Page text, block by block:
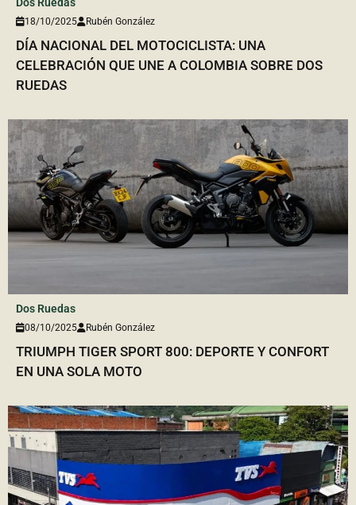
Dos Ruedas
18/10/2025 Rubén González
DÍA NACIONAL DEL MOTOCICLISTA: UNA
CELEBRACIÓN QUE UNE A COLOMBIA SOBRE DOS
RUEDAS
Dos Ruedas
08/10/2025 Rubén González
TRIUMPH TIGER SPORT 800: DEPORTE Y CONFORT
EN UNA SOLA MOTO